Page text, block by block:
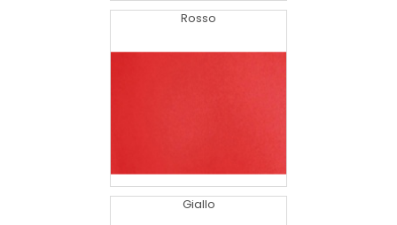
Rosso
Giallo